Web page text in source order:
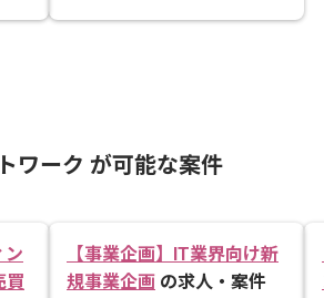
ワーク が可能な案件
ン
買
【事業企画】IT業界向け新
規事業企画 の求人・案件